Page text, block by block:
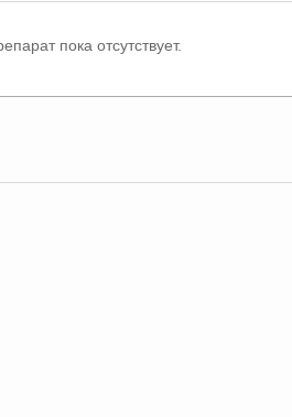
пока отсутствует.